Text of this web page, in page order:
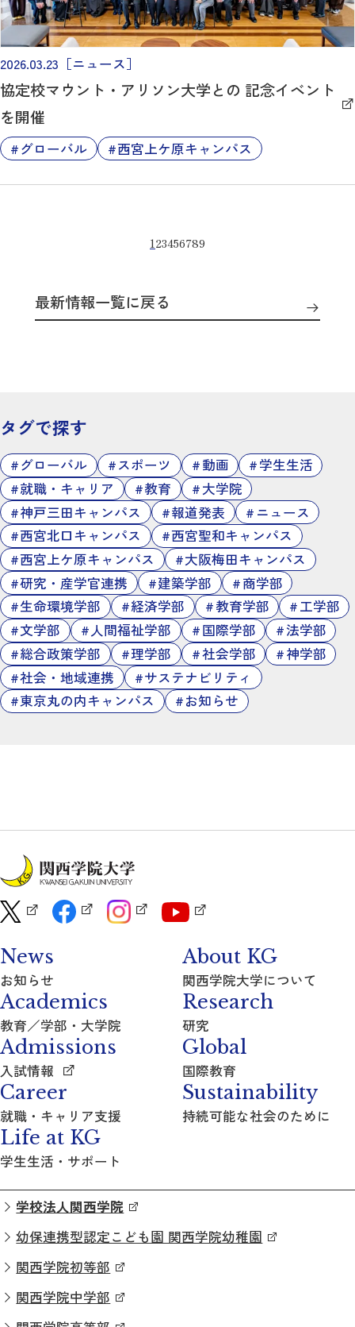
2026.03.23 ［ニュース］
協定校マウント・アリソン大学との 記念イベント
を開催
グローバル 西宮上ケ原キャンパス
123456789
最新情報一覧に戻る
タグで探す
グローバル スポーツ 動画
学生生活
就職・キャリア
教育
大学院
神戸三田キャンパス
報道発表
ニュース
西宮北口キャンパス
西宮聖和キャンパス
西宮上ケ原キャンパス
大阪梅田キャンパス
研究・産学官連携
建築学部
商学部
生命環境学部
経済学部 教育学部
工学部
文学部
人間福祉学部 国際学部
法学部
総合政策学部
理学部 社会学部
神学部
社会・地域連携
サステナビリティ
東京丸の内キャンパス
お知らせ
News
お知らせ
About KG
関西学院大学について
Academics
教育／学部・大学院
Research
研究
Admissions
入試情報
Global
国際教育
Career
就職・キャリア支援
Sustainability
持続可能な社会のために
Life at KG
学生生活・サポート
学校法人関西学院
幼保連携型認定こども園 関西学院幼稚園
関西学院初等部
関西学院中学部